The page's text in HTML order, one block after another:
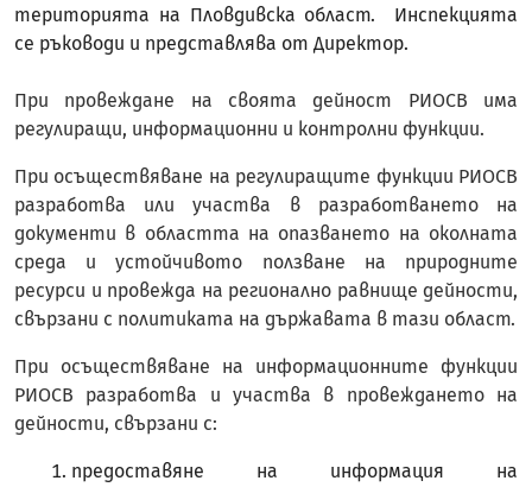
територията на Пловдивска област. Инспекцията
се ръководи и представлява от Директор.
При провеждане на своята дейност РИОСВ има
регулиращи, информационни и контролни функции.
При осъществяване на регулиращите функции РИОСВ
разработва или участва в разработването на
документи в областта на опазването на околната
среда и устойчивото ползване на природните
ресурси и провежда на регионално равнище дейности,
свързани с политиката на държавата в тази област.
При осъществяване на информационните функции
РИОСВ разработва и участва в провеждането на
дейности, свързани с:
предоставяне на информация на